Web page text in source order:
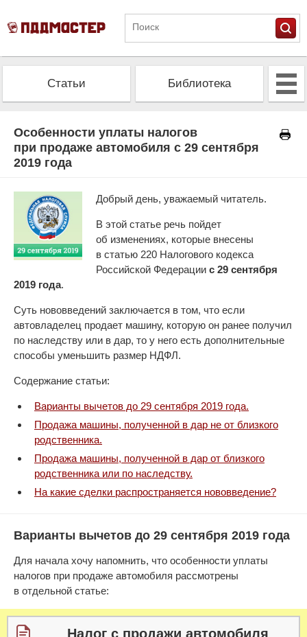
Статьи Библиотека
Альманах
Проверить штрафы
Особенности уплаты налогов
при продаже автомобиля с 29 сентября
2019 года
Добрый день, уважаемый читатель.
В этой статье речь пойдет
об изменениях, которые внесены
в статью 220 Налогового кодекса
Российской Федерации с 29 сентября
2019 года.
Суть нововведений заключается в том, что если
автовладелец продает машину, которую он ранее получил
по наследству или в дар, то у него есть дополнительные
способы уменьшить размер НДФЛ.
Содержание статьи:
Варианты вычетов до 29 сентября 2019 года.
Продажа машины, полученной в дар не от близкого
родственника.
Продажа машины, полученной в дар от близкого
родственника или по наследству.
На какие сделки распространяется нововведение?
Варианты вычетов до 29 сентября 2019 года
Для начала хочу напомнить, что особенности уплаты
налогов при продаже автомобиля рассмотрены
в отдельной статье:
Налог с продажи автомобиля